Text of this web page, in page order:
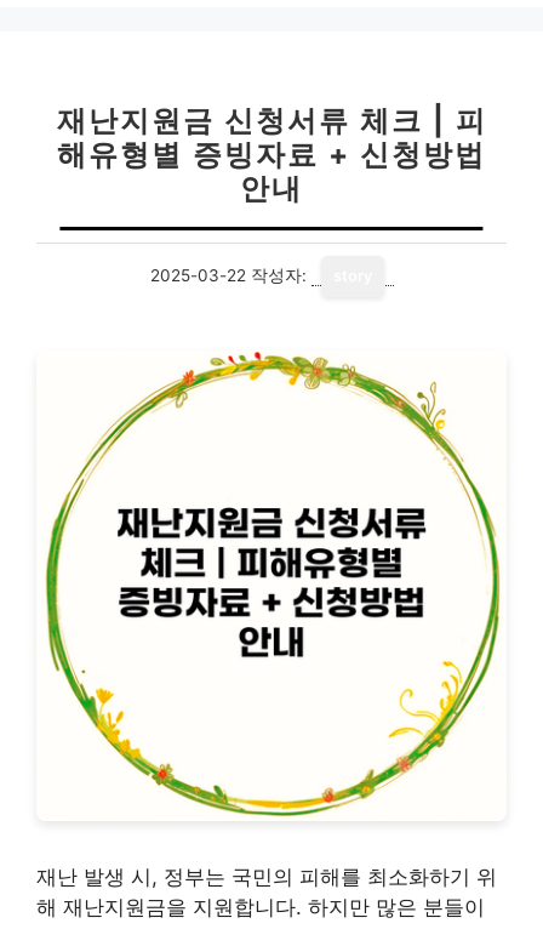
재난지원금 신청서류 체크 | 피
해유형별 증빙자료 + 신청방법
안내
2025-03-22 작성자:
재난 발생 시, 정부는 국민의 피해를 최소화하기 위
해 재난지원금을 지원합니다. 하지만 많은 분들이